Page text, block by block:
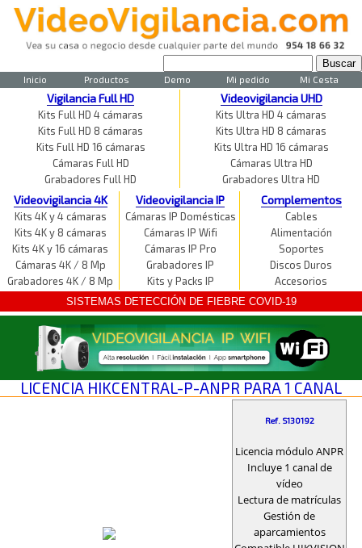
Inicio Productos Demo Mi pedido Mi Cesta
Vigilancia Full HD
Kits Full HD 4 cámaras
Kits Full HD 8 cámaras
Kits Full HD 16 cámaras
Cámaras Full HD
Grabadores Full HD
Videovigilancia UHD
Kits Ultra HD 4 cámaras
Kits Ultra HD 8 cámaras
Kits Ultra HD 16 cámaras
Cámaras Ultra HD
Grabadores Ultra HD
Videovigilancia 4K
Kits 4K y 4 cámaras
Kits 4K y 8 cámaras
Kits 4K y 16 cámaras
Cámaras 4K / 8 Mp
Grabadores 4K / 8 Mp
Videovigilancia IP
Cámaras IP Domésticas
Cámaras IP Wifi
Cámaras IP Pro
Grabadores IP
Kits y Packs IP
Complementos
Cables
Alimentación
Soportes
Discos Duros
Accesorios
SISTEMAS DETECCIÓN DE FIEBRE COVID-19
LICENCIA HIKCENTRAL-P-ANPR PARA 1 CANAL
Ref. S130192
Licencia módulo ANPR
Incluye 1 canal de
vídeo
Lectura de matrículas
Gestión de
aparcamientos